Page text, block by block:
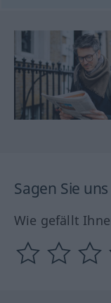
Sagen Sie
Wie gefällt